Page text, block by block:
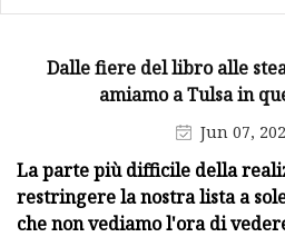
Dalle fiere del libro alle
amiamo a Tulsa in
Jun 07,
La parte più difficile della
restringere la nostra lista a
che non vediamo l'ora di